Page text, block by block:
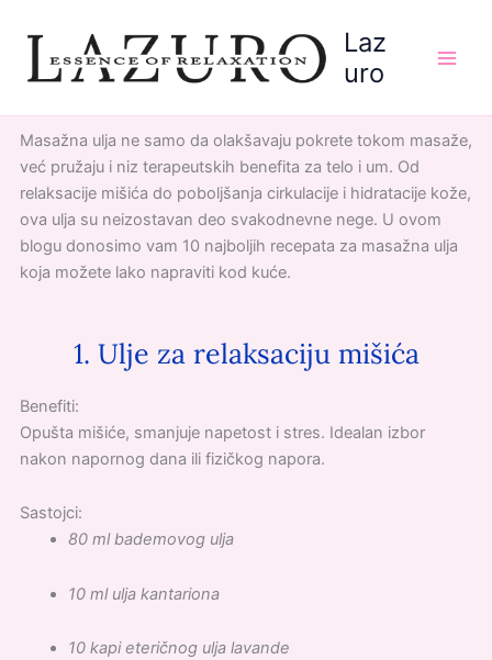
садржај
Laz
uro
Masažna ulja ne samo da olakšavaju pokrete tokom masaže,
već pružaju i niz terapeutskih benefita za telo i um. Od
relaksacije mišića do poboljšanja cirkulacije i hidratacije kože,
ova ulja su neizostavan deo svakodnevne nege. U ovom
blogu donosimo vam 10 najboljih recepata za masažna ulja
koja možete lako napraviti kod kuće.
1. Ulje za relaksaciju mišića
Benefiti:
Opušta mišiće, smanjuje napetost i stres. Idealan izbor
nakon napornog dana ili fizičkog napora.
Sastojci:
80 ml bademovog ulja
10 ml ulja kantariona
10 kapi eteričnog ulja lavande